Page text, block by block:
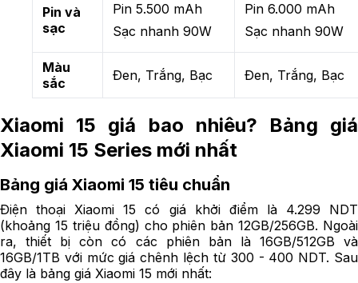
Pin và
sạc
Pin 5.500 mAh
Sạc nhanh 90W
Pin 6.000 mAh
Sạc nhanh 90W
Màu
sắc
Đen, Trắng, Bạc Đen, Trắng, Bạc
Xiaomi 15 giá bao nhiêu? Bảng giá
Xiaomi 15 Series mới nhất
Bảng giá Xiaomi 15 tiêu chuẩn
Điện thoại Xiaomi 15 có giá khởi điểm là 4.299 NDT
(khoảng 15 triệu đồng) cho phiên bản 12GB/256GB. Ngoài
ra, thiết bị còn có các phiên bản là 16GB/512GB và
16GB/1TB với mức giá chênh lệch từ 300 - 400 NDT. Sau
đây là bảng giá Xiaomi 15 mới nhất: